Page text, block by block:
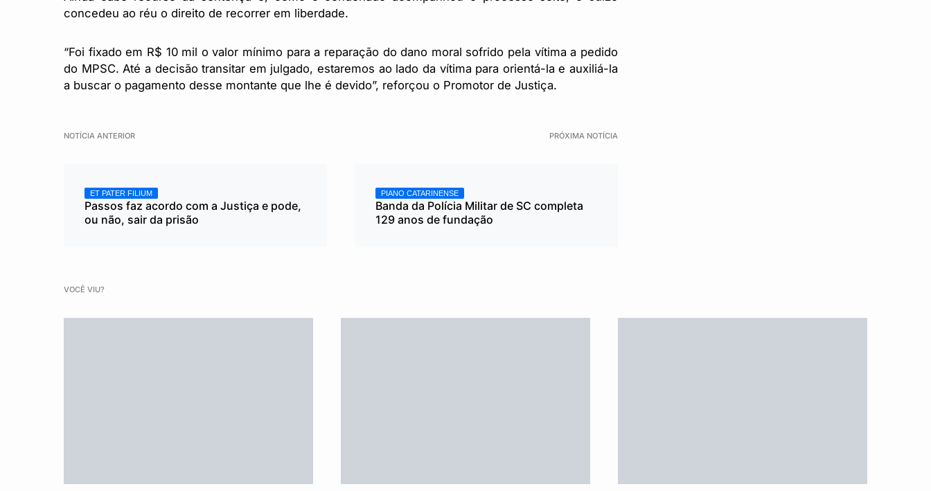
concedeu ao réu o direito de recorrer em liberdade.
“Foi fixado em R$ 10 mil o valor mínimo para a reparação do dano moral sofrido pela vítima a pedido
do MPSC. Até a decisão transitar em julgado, estaremos ao lado da vítima para orientá-la e auxiliá-la
a buscar o pagamento desse montante que lhe é devido”, reforçou o Promotor de Justiça.
NOTÍCIA ANTERIOR
ET PATER FILIUM
Passos faz acordo com a Justiça e pode,
ou não, sair da prisão
PRÓXIMA NOTÍCIA
PIANO CATARINENSE
Banda da Polícia Militar de SC completa
129 anos de fundação
VOCÊ VIU?